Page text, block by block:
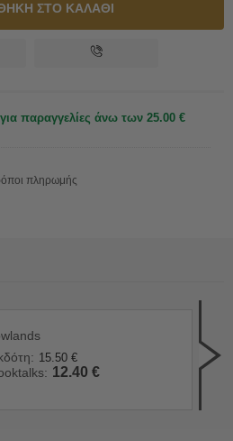
ΣΤΟ ΚΑΛΑΘΙ
παραγγελίες άνω των 25.00 €
πληρωμής
15.50 €
12.40 €